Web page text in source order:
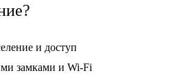
и доступ
замками и Wi-Fi